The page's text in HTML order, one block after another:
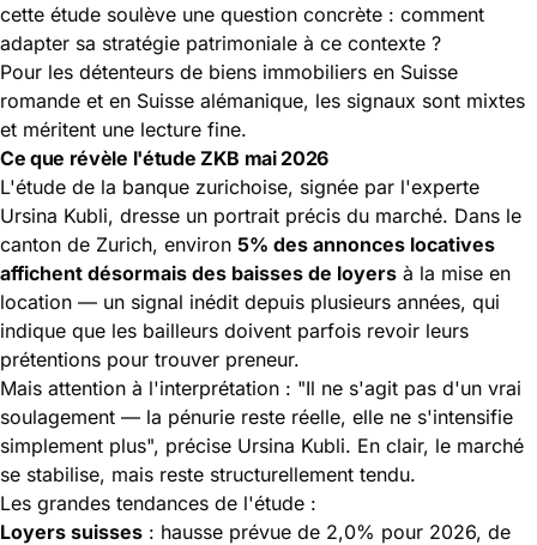
cette étude soulève une question concrète : comment
adapter sa stratégie patrimoniale à ce contexte ?
Pour les détenteurs de biens immobiliers en Suisse
romande et en Suisse alémanique, les signaux sont mixtes
et méritent une lecture fine.
Ce que révèle l'étude ZKB mai 2026
L'étude de la banque zurichoise, signée par l'experte
Ursina Kubli, dresse un portrait précis du marché. Dans le
canton de Zurich, environ 5% des annonces locatives
affichent désormais des baisses de loyers à la mise en
location — un signal inédit depuis plusieurs années, qui
indique que les bailleurs doivent parfois revoir leurs
prétentions pour trouver preneur.
Mais attention à l'interprétation : "Il ne s'agit pas d'un vrai
soulagement — la pénurie reste réelle, elle ne s'intensifie
simplement plus", précise Ursina Kubli. En clair, le marché
se stabilise, mais reste structurellement tendu.
Les grandes tendances de l'étude :
Loyers suisses : hausse prévue de 2,0% pour 2026, de